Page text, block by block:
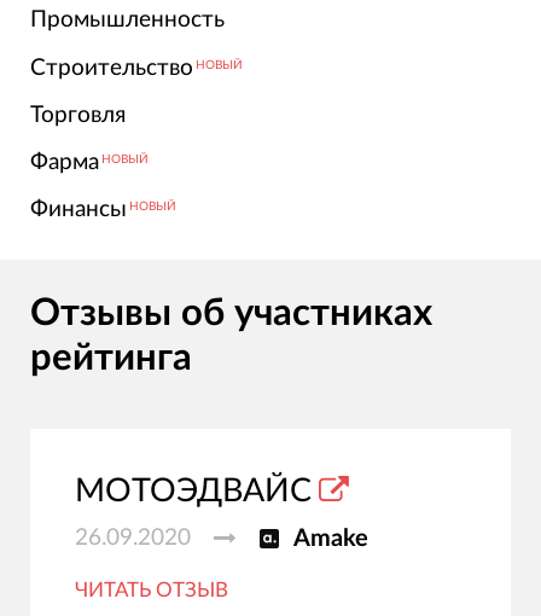
Промышленность
Строительство НОВЫЙ
Торговля
Фарма НОВЫЙ
Финансы НОВЫЙ
Отзывы об участниках
рейтинга
МОТОЭДВАЙС
26.09.2020 Amake
ЧИТАТЬ ОТЗЫВ